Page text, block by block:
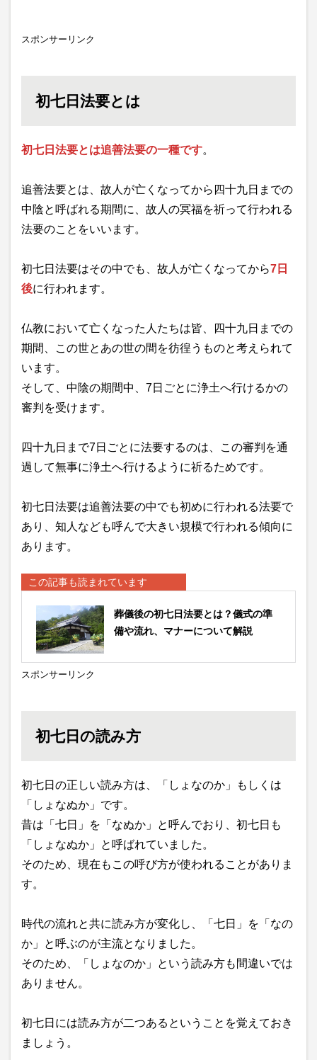
スポンサーリンク
初七日法要とは
初七日法要とは追善法要の一種です。
追善法要とは、故人が亡くなってから四十九日までの
中陰と呼ばれる期間に、故人の冥福を祈って行われる
法要のことをいいます。
初七日法要はその中でも、故人が亡くなってから7日
後に行われます。
仏教において亡くなった人たちは皆、四十九日までの
期間、この世とあの世の間を彷徨うものと考えられて
います。
そして、中陰の期間中、7日ごとに浄土へ行けるかの
審判を受けます。
四十九日まで7日ごとに法要するのは、この審判を通
過して無事に浄土へ行けるように祈るためです。
初七日法要は追善法要の中でも初めに行われる法要で
あり、知人なども呼んで大きい規模で行われる傾向に
あります。
この記事も読まれています
葬儀後の初七日法要とは？儀式の準
備や流れ、マナーについて解説
スポンサーリンク
初七日の読み方
初七日の正しい読み方は、「しょなのか」もしくは
「しょなぬか」です。
昔は「七日」を「なぬか」と呼んでおり、初七日も
「しょなぬか」と呼ばれていました。
そのため、現在もこの呼び方が使われることがありま
す。
時代の流れと共に読み方が変化し、「七日」を「なの
か」と呼ぶのが主流となりました。
そのため、「しょなのか」という読み方も間違いでは
ありません。
初七日には読み方が二つあるということを覚えておき
ましょう。